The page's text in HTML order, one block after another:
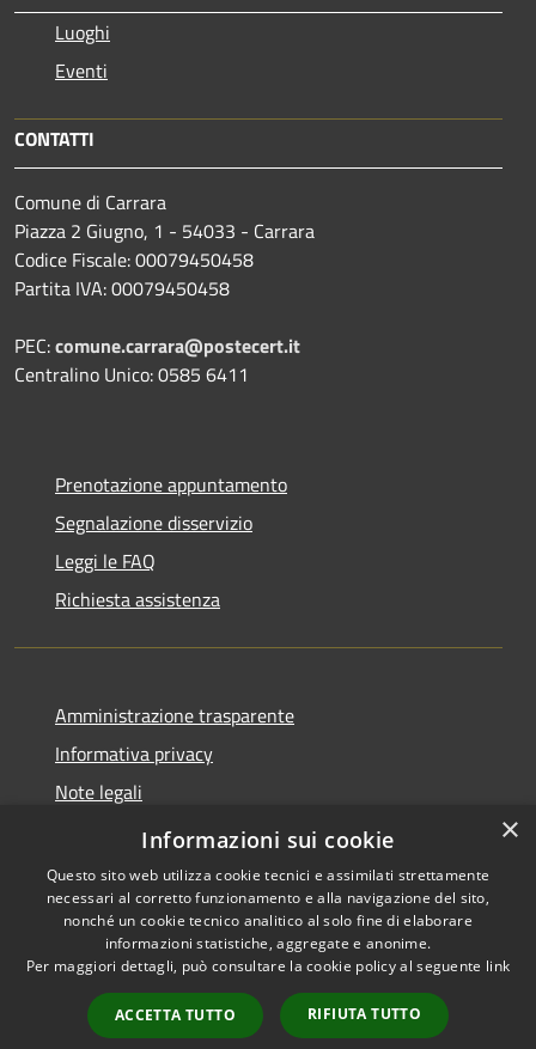
Luoghi
Eventi
CONTATTI
Comune di Carrara
Piazza 2 Giugno, 1 - 54033 - Carrara
Codice Fiscale: 00079450458
Partita IVA: 00079450458
PEC:comune.carrara@postecert.it
Centralino Unico: 0585 6411
Prenotazione appuntamento
Segnalazione disservizio
Leggi le FAQ
Richiesta assistenza
Amministrazione trasparente
Informativa privacy
Note legali
Dichiarazione di accessibilità
Accessibilità
Copyright © 2026 • Comune di
Carrara • Powered by
Municipium•
Accesso
redazione
×
Informazioni sui cookie
Questo sito web utilizza cookie tecnici e assimilati strettamente
necessari al corretto funzionamento e alla navigazione del sito,
nonché un cookie tecnico analitico al solo fine di elaborare
informazioni statistiche, aggregate e anonime.
Per maggiori dettagli, può consultare la cookie policy al seguente link
ACCETTA TUTTO RIFIUTA TUTTO